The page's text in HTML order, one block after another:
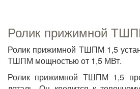
Ролик прижимной
Ролик прижимной ТШПМ 1,5
ТШПМ мощностью от 1,5 МВт.
Ролик прижимной ТШПМ 1,5